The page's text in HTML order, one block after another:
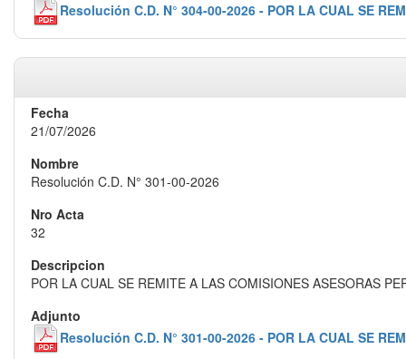
Resolución C.D. N° 304-00-2026 - POR LA CUAL SE
21/07/2026
Resolución C.D. N° 301-00-2026
32
POR LA CUAL SE REMITE A LAS COMISIONES ASESORAS
Resolución C.D. N° 301-00-2026 - POR LA CUAL SE